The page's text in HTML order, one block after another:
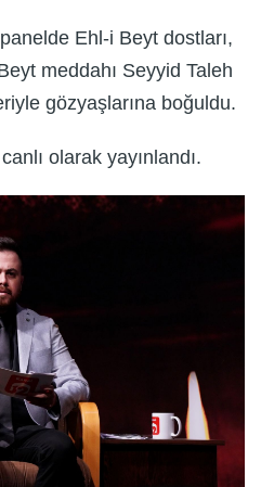
Ehl-i Beyt dostları,
meddahı Seyyid Taleh
gözyaşlarına boğuldu.
olarak yayınlandı.